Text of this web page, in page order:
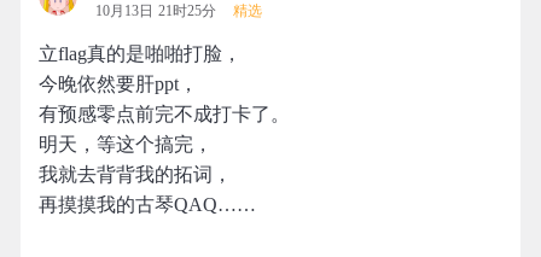
10月13日 21时25分 精选
立flag真的是啪啪打脸，
今晚依然要肝ppt，
有预感零点前完不成打卡了。
明天，等这个搞完，
我就去背背我的拓词，
再摸摸我的古琴QAQ……